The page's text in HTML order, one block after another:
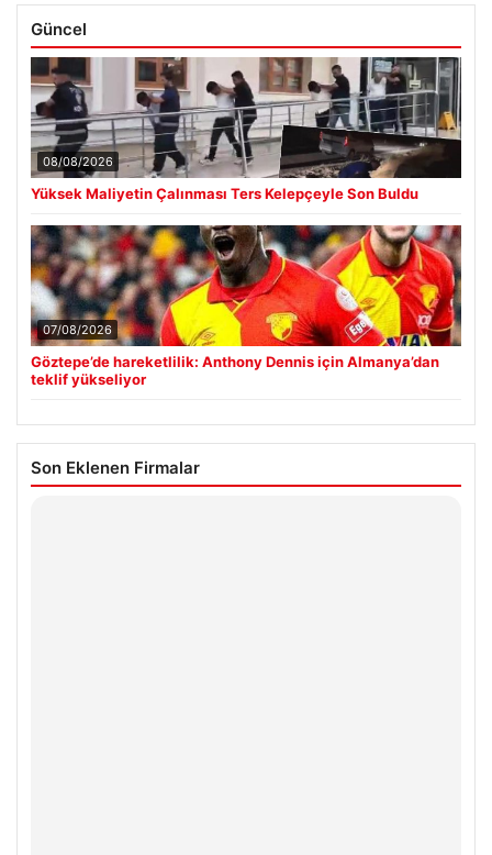
Güncel
08/08/2026
Yüksek Maliyetin Çalınması Ters Kelepçeyle Son Buldu
07/08/2026
Göztepe’de hareketlilik: Anthony Dennis için Almanya’dan
teklif yükseliyor
Son Eklenen Firmalar